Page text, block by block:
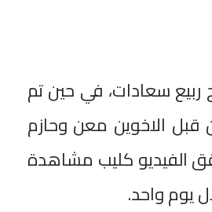
ربيع سعادات، في حين تم
قبل الاخوين معن وحازم
الفيديو كليب مشاهدة